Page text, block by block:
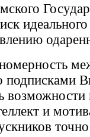
подписками
возможности
и